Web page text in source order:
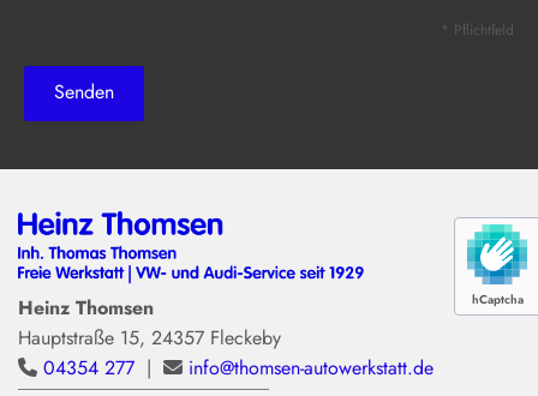
* Pflichtfeld
hCaptcha
Heinz Thomsen
Hauptstraße 15, 24357 Fleckeby
 04354 277 |  info@thomsen-autowerkstatt.de